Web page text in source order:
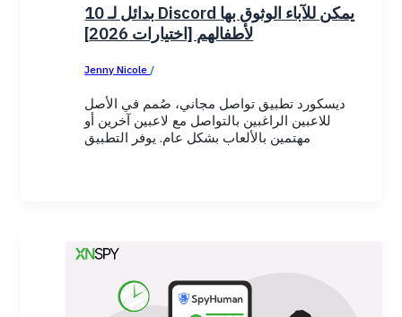
10 بدائل لـ Discord يمكن للآباء الوثوق بها
لأطفالهم [اختيارات 2026]
Jenny Nicole /
ديسكورد تطبيق تواصل مجاني، صُمم في الأصل
للاعبين الراغبين بالتواصل مع لاعبين آخرين أو
مهتمين بالألعاب بشكل عام. يوفر التطبيق